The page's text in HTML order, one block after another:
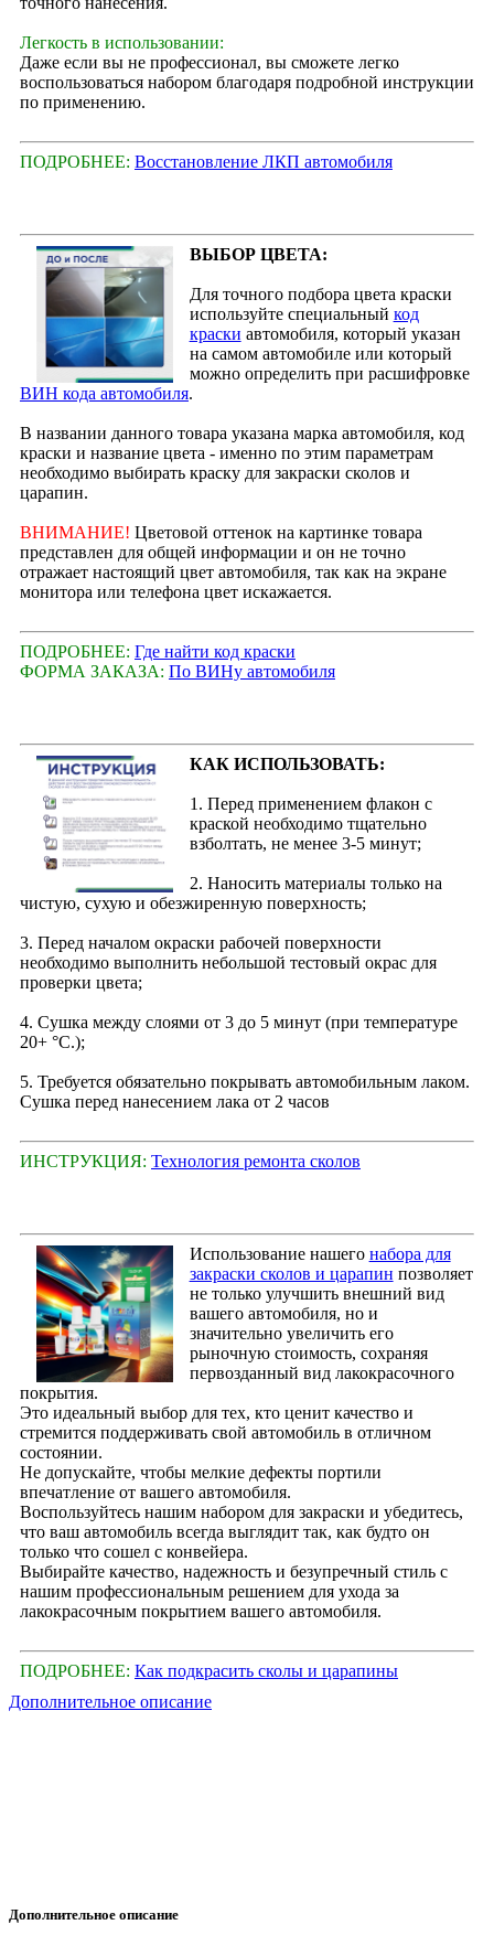
Легкость в использовании:
Даже если вы не профессионал, вы сможете легко
воспользоваться набором благодаря подробной инструкции
по применению.
ПОДРОБНЕЕ: Восстановление ЛКП автомобиля
ВЫБОР ЦВЕТА:
Для точного подбора цвета краски
используйте специальный код
краски автомобиля, который указан
на самом автомобиле или который
можно определить при расшифровке
ВИН кода автомобиля.
В названии данного товара указана марка автомобиля, код
краски и название цвета - именно по этим параметрам
необходимо выбирать краску для закраски сколов и
царапин.
ВНИМАНИЕ! Цветовой оттенок на картинке товара
представлен для общей информации и он не точно
отражает настоящий цвет автомобиля, так как на экране
монитора или телефона цвет искажается.
ПОДРОБНЕЕ: Где найти код краски
ФОРМА ЗАКАЗА: По ВИНу автомобиля
КАК ИСПОЛЬЗОВАТЬ:
1. Перед применением флакон с
краской необходимо тщательно
взболтать, не менее 3-5 минут;
2. Наносить материалы только на
чистую, сухую и обезжиренную поверхность;
3. Перед началом окраски рабочей поверхности
необходимо выполнить небольшой тестовый окрас для
проверки цвета;
4. Сушка между слоями от 3 до 5 минут (при температуре
20+ °С.);
5. Требуется обязательно покрывать автомобильным лаком.
Сушка перед нанесением лака от 2 часов
ИНСТРУКЦИЯ: Технология ремонта сколов
Использование нашего набора для
закраски сколов и царапин позволяет
не только улучшить внешний вид
вашего автомобиля, но и
значительно увеличить его
рыночную стоимость, сохраняя
первозданный вид лакокрасочного
покрытия.
Это идеальный выбор для тех, кто ценит качество и
стремится поддерживать свой автомобиль в отличном
состоянии.
Не допускайте, чтобы мелкие дефекты портили
впечатление от вашего автомобиля.
Воспользуйтесь нашим набором для закраски и убедитесь,
что ваш автомобиль всегда выглядит так, как будто он
только что сошел с конвейера.
Выбирайте качество, надежность и безупречный стиль с
нашим профессиональным решением для ухода за
лакокрасочным покрытием вашего автомобиля.
ПОДРОБНЕЕ: Как подкрасить сколы и царапины
Дополнительное описание
Дополнительное описание